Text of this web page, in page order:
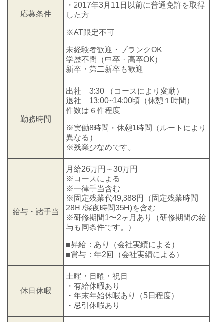
応募条件
・2017年3月11日以前に普通免許を取得
した方
※AT限定不可
未経験者歓迎・ブランクOK
学歴不問（中卒・高卒OK）
新卒・第二新卒も歓迎
勤務時間
出社 3:30 （コースにより変動）
退社 13:00~14:00頃（休憩１時間）
件数は６件程度
※実働8時間・休憩1時間（ルートにより
異なる）
※残業少なめです。
給与・諸手当
月給26万円～30万円
※コースによる
※一律手当含む
※固定残業代49,388円（固定残業時間
28H /深夜時間35H)を含む
※研修期間1〜2ヶ月あり（研修期間の給
与も同条件です。）
■昇給：あり（会社実績による）
■賞与：年2回（会社実績による）
休日休暇
土曜・日曜・祝日
・有給休暇あり
・年末年始休暇あり（5日程度）
・忌引休暇あり